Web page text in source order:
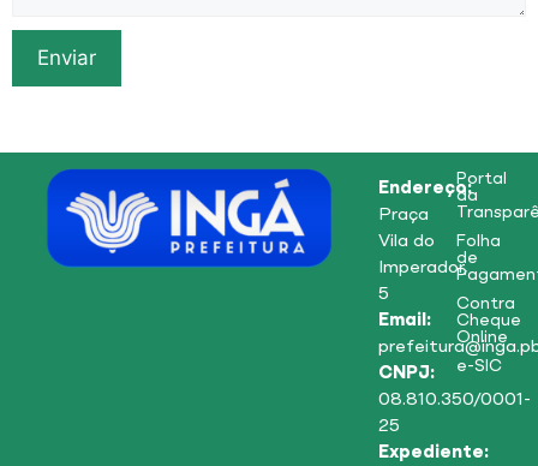
Enviar
Endereço:
Praça
Vila do
Imperador,
5
Email:
CNPJ:
08.810.350/0001-
25
Expediente:
Portal
da
Folha
de
Contra
Cheque
Online
e-SIC